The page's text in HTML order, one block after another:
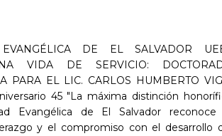
EVANGÉLICA DE EL SALVADOR
VIDA DE SERVICIO:
PARA EL LIC. CARLOS HUMBERTO
45 "La máxima distinción
Evangélica de El Salvador reconoce
y el compromiso con el desarrollo